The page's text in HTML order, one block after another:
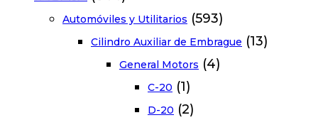
Automóviles y Utilitarios (593)
Cilindro Auxiliar de Embrague (13)
General Motors (4)
C-20 (1)
D-20 (2)